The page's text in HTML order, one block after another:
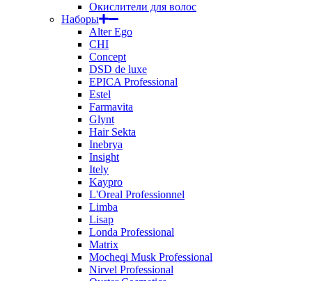
Окислители для волос
Наборы
Alter Ego
CHI
Concept
DSD de luxe
EPICA Professional
Estel
Farmavita
Glynt
Hair Sekta
Inebrya
Insight
Itely
Kaypro
L'Oreal Professionnel
Limba
Lisap
Londa Professional
Matrix
Mocheqi Musk Professional
Nirvel Professional